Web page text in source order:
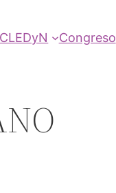
Congreso